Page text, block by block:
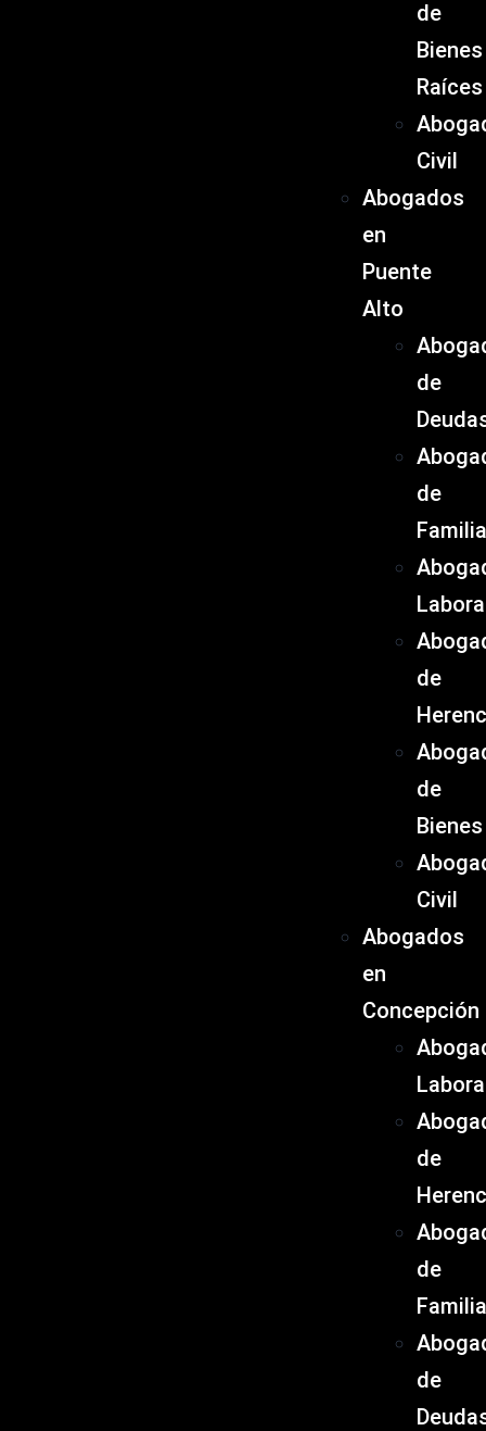
de
Bienes
Raíces
Civil
Abogados
en
Puente
Alto
de
de
Familia
de
de
Bienes
Civil
Abogados
en
Concepción
de
de
Familia
de